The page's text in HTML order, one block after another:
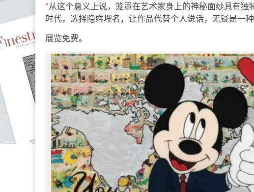
"从这个意义上说，笼罩在艺术家身上的神秘面纱具有
时代，选择隐姓埋名，让作品代替个人说话，无疑是一种
展览免费。